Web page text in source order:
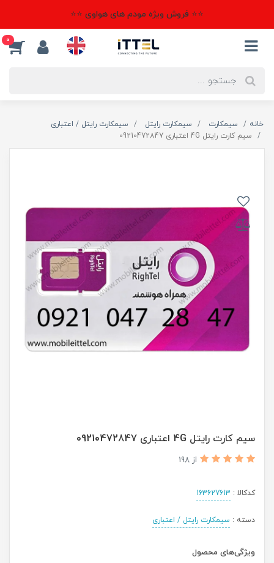
⭐⭐ فروش ویژه مودم های هواوی ⭐⭐
0
خانه سیمکارت سیمکارت رایتل
سیمکارت رایتل / اعتباری
سیم کارت رایتل 4G اعتباری 09210472847
سیم کارت رایتل 4G اعتباری 09210472847
از 198
کدکالا : 163627613
دسته : سیمکارت رایتل / اعتباری
ویژگی‌های محصول